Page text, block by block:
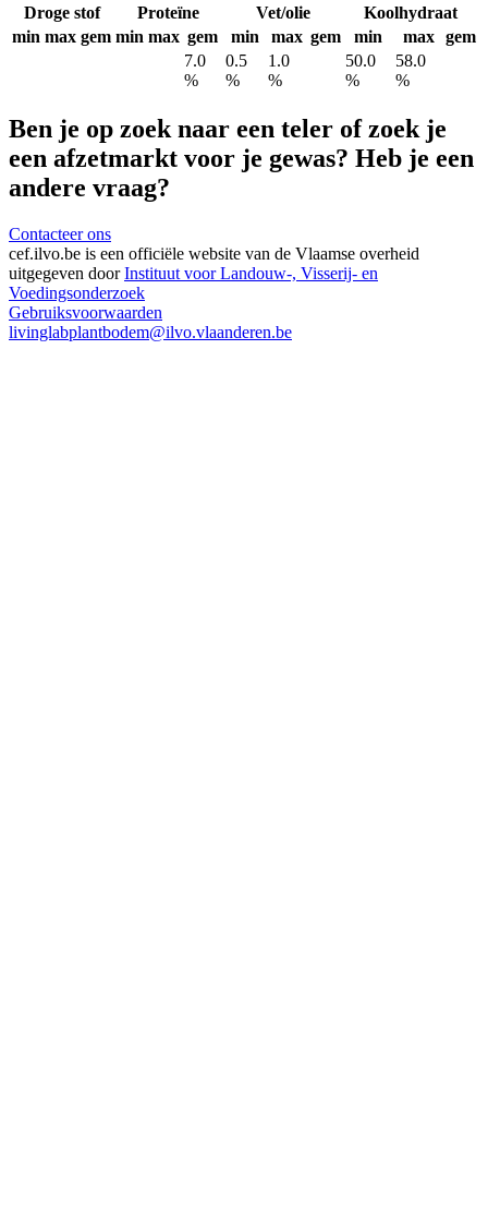
Droge stof
Proteïne Vet/olie
Koolhydraat
min max gem min max gem min max gem min max
gem
7.0
%
0.5
%
1.0
%
50.0
%
58.0
%
Ben je op zoek naar een teler of zoek je
een afzetmarkt voor je gewas? Heb je een
andere vraag?
Contacteer ons
cef.ilvo.be is een officiële website van de Vlaamse overheid
uitgegeven doorInstituut voor Landouw-, Visserij- en
Voedingsonderzoek
Gebruiksvoorwaarden
livinglabplantbodem@ilvo.vlaanderen.be